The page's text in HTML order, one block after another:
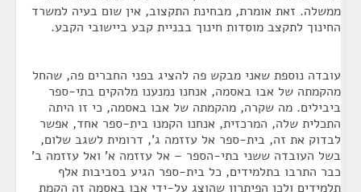
ממשלה. זאת אומרת, מבחינת התקצוב, אין שום בעיה למשרד
החינוך לתקצב מוסדות חינוך בבניית קבע ביישובי הקבע.
עובדה נוספת שאני מבקש פה להציג בפני החברים פה, שהחל
מהקמתה של אבו באסמה, אנחנו נמנענו מלהקים בתי-ספר
ביבילים. מה שקרה, מהקמתה של אבו באסמה, כי זו היתה
התכלית שלה, המרכזית, אנחנו הקמנו בית-ספר אחד, אפשר
לבדוק את זה, בית-ספר אל עזזמה ג', דרומית לשגב שלום,
בשל העובדה ששני בתי-הספר – אל עזזמה א' ואל עזזמה ב'
כבר התרבו בתלמידים, כל בית-ספר הגיע בסביבות אלף
תלמידים ולכן הפיתרון שהוצג על-ידי אבו באסמה זה הקמת